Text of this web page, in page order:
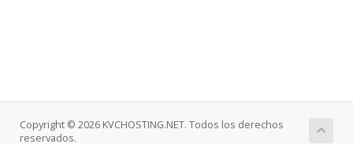
Copyright © 2026 KVCHOSTING.NET. Todos los derechos
reservados.